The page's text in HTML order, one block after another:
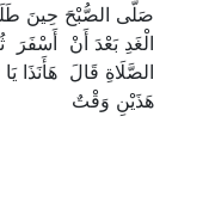
‏صَلَّى الصُّبْحَ حِينَ
الْغَدِ بَعْدَ أَنْ
الصَّلَاةِ قَالَ ‏ ‏هَأَنَذَا
هَذَيْنِ وَقْتٌ ‏